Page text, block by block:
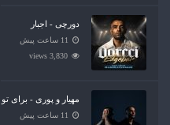
دورچی - اجبار
11 ساعت پیش
3,830 views
مهیار و پوری - برای تو
11 ساعت پیش